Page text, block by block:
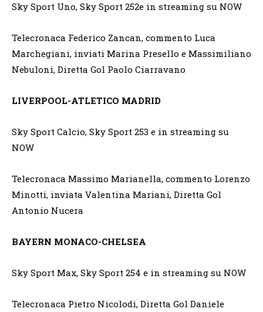
Sky Sport Uno, Sky Sport 252e in streaming su NOW
Telecronaca Federico Zancan, commento Luca
Marchegiani, inviati Marina Presello e Massimiliano
Nebuloni, Diretta Gol Paolo Ciarravano
LIVERPOOL-ATLETICO MADRID
Sky Sport Calcio, Sky Sport 253 e in streaming su
NOW
Telecronaca Massimo Marianella, commento Lorenzo
Minotti, inviata Valentina Mariani, Diretta Gol
Antonio Nucera
BAYERN MONACO-CHELSEA
Sky Sport Max, Sky Sport 254 e in streaming su NOW
Telecronaca Pietro Nicolodi, Diretta Gol Daniele